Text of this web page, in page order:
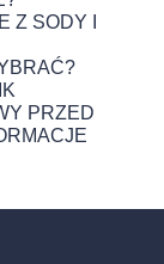
Z SODY I
PRZED